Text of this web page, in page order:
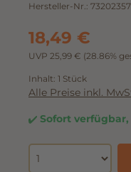
Hersteller-Nr.:
18,49 €
UVP 25,99 € (28.86%
Inhalt: 1 Stück
Alle Preise inkl.
Sofort verfügbar,